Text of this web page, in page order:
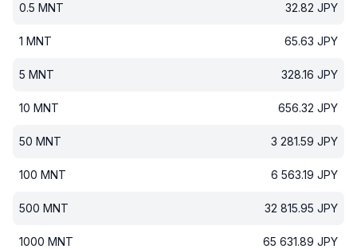
0.5 MNT 32.82 JPY
1 MNT 65.63 JPY
5 MNT 328.16 JPY
10 MNT 656.32 JPY
50 MNT 3 281.59 JPY
100 MNT 6 563.19 JPY
500 MNT 32 815.95 JPY
1000 MNT 65 631.89 JPY